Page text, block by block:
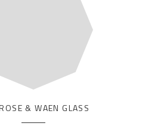
& WAEN GLASS